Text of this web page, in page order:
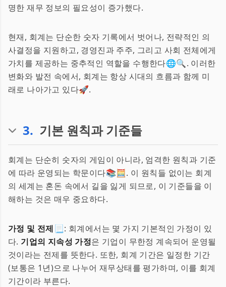
명한 재무 정보의 필요성이 증가했다.
현재, 회계는 단순한 숫자 기록에서 벗어나, 전략적인 의
사결정을 지원하고, 경영진과 주주, 그리고 사회 전체에게
가치를 제공하는 중추적인 역할을 수행한다🌐🔍. 이러한
변화와 발전 속에서, 회계는 항상 시대의 흐름과 함께 미
래로 나아가고 있다🚀.
3. 기본 원칙과 기준들
회계는 단순히 숫자의 게임이 아니라, 엄격한 원칙과 기준
에 따라 운영되는 학문이다📚🧮. 이 원칙들 없이는 회계
의 세계는 혼돈 속에서 길을 잃게 되므로, 이 기준들을 이
해하는 것은 매우 중요하다.
가정 및 전제📃: 회계에서는 몇 가지 기본적인 가정이 있
다. 기업의 지속성 가정은 기업이 무한정 계속되어 운영될
것이라는 전제를 뜻한다. 또한, 회계 기간은 일정한 기간
(보통은 1년)으로 나누어 재무상태를 평가하며, 이를 회계
기간이라 부른다.